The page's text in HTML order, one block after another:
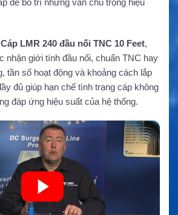
dễ bố trí nhưng vẫn chú trọng hiệu
Cáp LMR 240 đầu nối TNC 10 Feet,
nhận giới tính đầu nối, chuẩn TNC hay
tần số hoạt động và khoảng cách lắp
đủ giúp hạn chế tình trạng cáp không
đáp ứng hiệu suất của hệ thống.